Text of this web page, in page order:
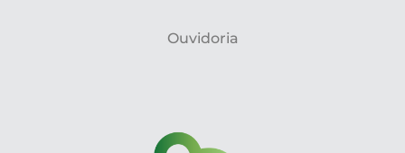
Ouvidoria